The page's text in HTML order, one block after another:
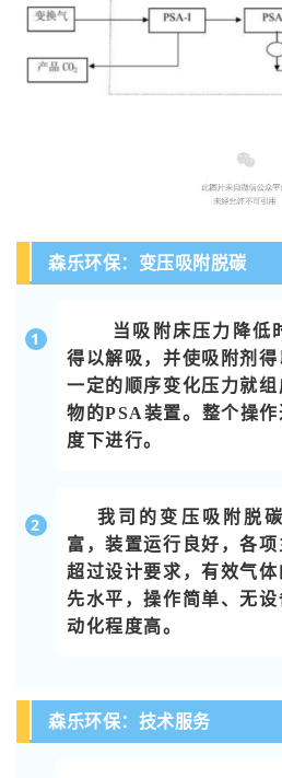
森乐环保：变压吸附脱碳
1
当吸附床压力降低
得以解吸，并使吸附剂
一定的顺序变化压力就
物的PSA装置。整个操
度下进行。
2
我司的变压吸附脱
富，装置运行良好，各
超过设计要求，有效气
先水平，操作简单、无
动化程度高。
森乐环保：技术服务